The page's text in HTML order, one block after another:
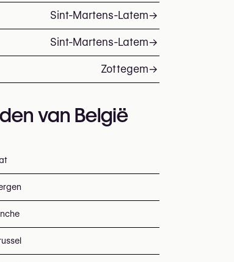
Sint-Martens-Latem→
Sint-Martens-Latem→
Zottegem→
van België